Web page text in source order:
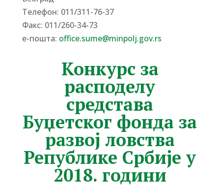
Tелефон: 011/311-76-37
Факс: 011/260-34-73
е-пошта: office.sume@minpolj.gov.rs
Конкурс за
расподелу
средстава
Буџетског фонда за
развој ловства
Републике Србије у
2018. години